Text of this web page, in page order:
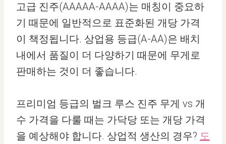
고급 진주(AAAAA-AAAA)는 매칭이 중요하
기 때문에 일반적으로 표준화된 개당 가격
이 책정됩니다. 상업용 등급(A-AA)은 배치
내에서 품질이 더 다양하기 때문에 무게로
판매하는 것이 더 좋습니다.
프리미엄 등급의 벌크 루스 진주 무게 vs 개
수 가격을 다룰 때는 가닥당 또는 개당 가격
을 예상해야 합니다. 상업적 생산의 경우? 도